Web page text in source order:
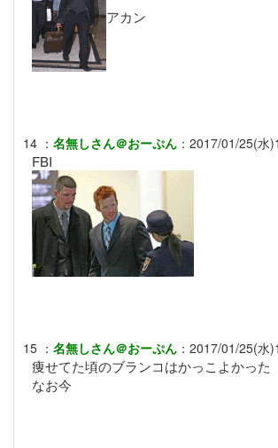
アカン
14 ： 名無しさん＠おーぷん ： 2017/01/25(水
FBI
15 ： 名無しさん＠おーぷん ： 2017/01/25(水
痩せてた頃のブランコはかっこよかった
なお今